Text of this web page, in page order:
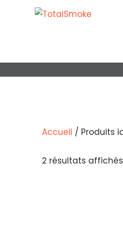
Accueil / Produits
2 résultats affichés